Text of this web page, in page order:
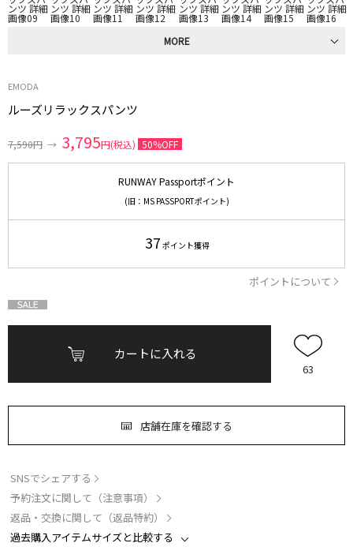
MORE
EMODA
ルーズリラックスパンツ
7,590円 → 3,795円(税込) 50%OFF
RUNWAY Passportポイント
(旧：MS PASSPORTポイント)
37 ポイント獲得
ポイントについて
カートに入れる
63
店舗在庫を確認する
SNSでシェアする
予約注文に関して（注意事項）
返品・交換に関して（返品特約）
過去購入アイテムサイズと比較する